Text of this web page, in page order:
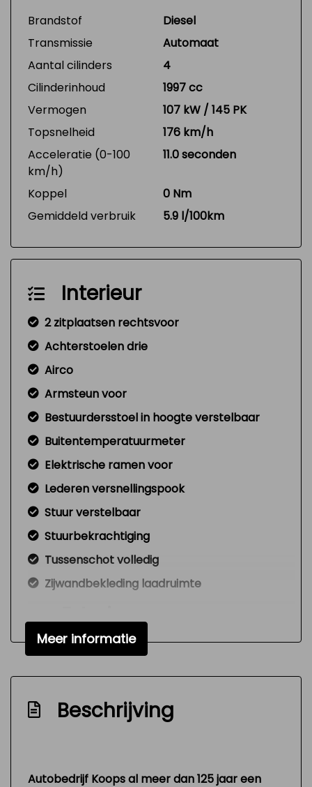
Brandstof
Diesel
Transmissie
Automaat
Aantal cilinders
4
Cilinderinhoud
1997 cc
Vermogen
107 kW / 145 PK
Topsnelheid
176 km/h
Acceleratie (0-100
km/h)
11.0 seconden
Koppel
0 Nm
Gemiddeld verbruik
5.9 l/100km
Interieur
2 zitplaatsen rechtsvoor
Achterstoelen drie
Airco
Armsteun voor
Bestuurdersstoel in hoogte verstelbaar
Buitentemperatuurmeter
Elektrische ramen voor
Lederen versnellingspook
Stuur verstelbaar
Stuurbekrachtiging
Tussenschot volledig
Zijwandbekleding laadruimte
Exterieur
Buitenspiegels elektrisch verstel- en
verwarmbaar
Bumpers in carrosseriekleur
Dakrails
Meer informatie
Beschrijving
Autobedrijf Koops al meer dan 125 jaar een